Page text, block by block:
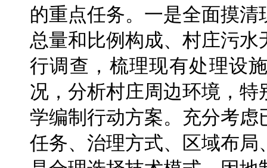
的重点任务。一是全面摸
总量和比例构成、村庄污
行调查，梳理现有处理设
况，分析村庄周边环境，
学编制行动方案。充分考
任务、治理方式、区域布